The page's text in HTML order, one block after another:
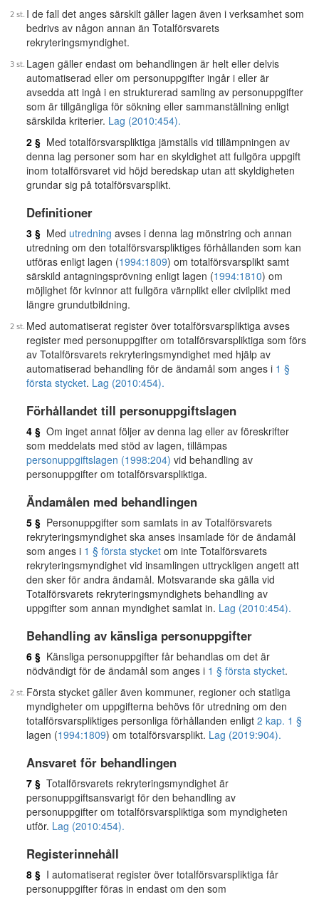
I de fall det anges särskilt gäller lagen även i verksamhet som
bedrivs av någon annan än Totalförsvarets
rekryteringsmyndighet.
Lagen gäller endast om behandlingen är helt eller delvis
automatiserad eller om personuppgifter ingår i eller är
avsedda att ingå i en strukturerad samling av personuppgifter
som är tillgängliga för sökning eller sammanställning enligt
särskilda kriterier. Lag (2010:454).
2 § Med totalförsvarspliktiga jämställs vid tillämpningen av
denna lag personer som har en skyldighet att fullgöra uppgift
inom totalförsvaret vid höjd beredskap utan att skyldigheten
grundar sig på totalförsvarsplikt.
Definitioner
3 § Med utredning avses i denna lag mönstring och annan
utredning om den totalförsvarspliktiges förhållanden som kan
utföras enligt lagen (1994:1809) om totalförsvarsplikt samt
särskild antagningsprövning enligt lagen (1994:1810) om
möjlighet för kvinnor att fullgöra värnplikt eller civilplikt med
längre grundutbildning.
Med automatiserat register över totalförsvarspliktiga avses
register med personuppgifter om totalförsvarspliktiga som förs
av Totalförsvarets rekryteringsmyndighet med hjälp av
automatiserad behandling för de ändamål som anges i 1 §
första stycket. Lag (2010:454).
Förhållandet till personuppgiftslagen
4 § Om inget annat följer av denna lag eller av föreskrifter
som meddelats med stöd av lagen, tillämpas
personuppgiftslagen (1998:204) vid behandling av
personuppgifter om totalförsvarspliktiga.
Ändamålen med behandlingen
5 § Personuppgifter som samlats in av Totalförsvarets
rekryteringsmyndighet ska anses insamlade för de ändamål
som anges i 1 § första stycket om inte Totalförsvarets
rekryteringsmyndighet vid insamlingen uttryckligen angett att
den sker för andra ändamål. Motsvarande ska gälla vid
Totalförsvarets rekryteringsmyndighets behandling av
uppgifter som annan myndighet samlat in. Lag (2010:454).
Behandling av känsliga personuppgifter
6 § Känsliga personuppgifter får behandlas om det är
nödvändigt för de ändamål som anges i 1 § första stycket.
Första stycket gäller även kommuner, regioner och statliga
myndigheter om uppgifterna behövs för utredning om den
totalförsvarspliktiges personliga förhållanden enligt 2 kap. 1 §
lagen (1994:1809) om totalförsvarsplikt. Lag (2019:904).
Ansvaret för behandlingen
7 § Totalförsvarets rekryteringsmyndighet är
personuppgiftsansvarigt för den behandling av
personuppgifter om totalförsvarspliktiga som myndigheten
utför. Lag (2010:454).
Registerinnehåll
8 § I automatiserat register över totalförsvarspliktiga får
personuppgifter föras in endast om den som